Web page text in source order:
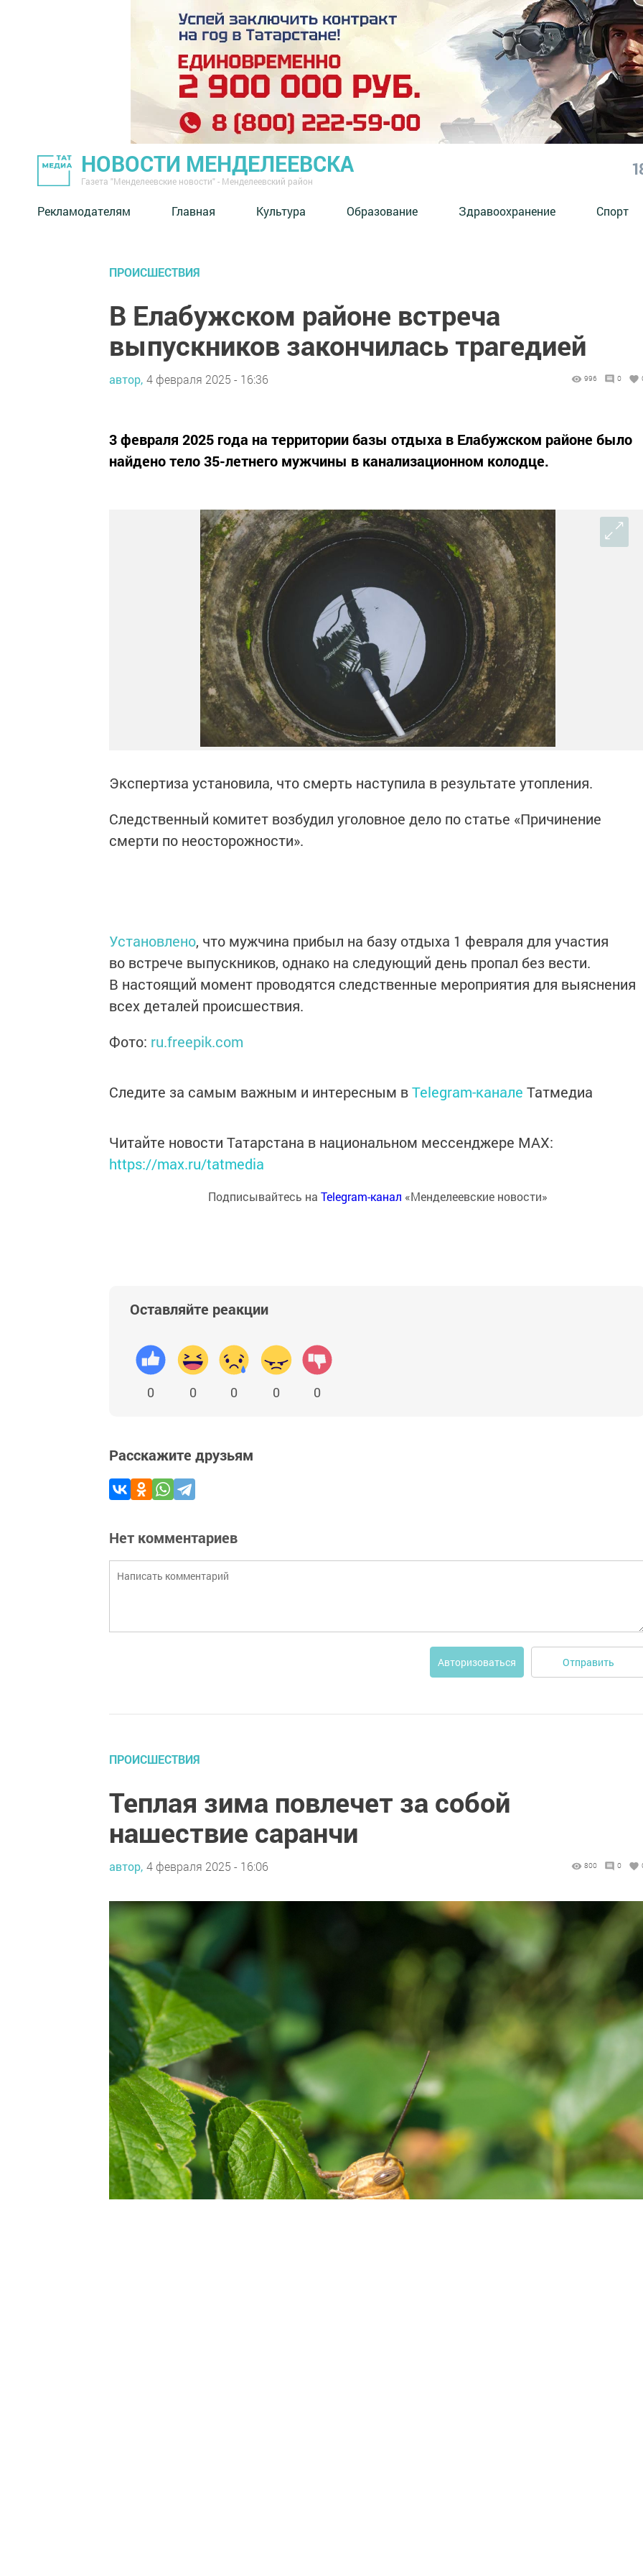
НОВОСТИ МЕНДЕЛЕЕВСКА
Газета "Менделеевские новости" - Менделеевский район
Рекламодателям Главная Культура Образование Здравоохранение Спорт
ПРОИСШЕСТВИЯ
В Елабужском районе встреча
выпускников закончилась трагедией
автор, 4 февраля 2025 - 16:36 996 0
3 февраля 2025 года на территории базы отдыха в Елабужском районе было
найдено тело 35-летнего мужчины в канализационном колодце.
Экспертиза установила, что смерть наступила в результате утопления.
Следственный комитет возбудил уголовное дело по статье «Причинение
смерти по неосторожности».
Установлено, что мужчина прибыл на базу отдыха 1 февраля для участия
во встрече выпускников, однако на следующий день пропал без вести.
В настоящий момент проводятся следственные мероприятия для выяснения
всех деталей происшествия.
Фото: ru.freepik.com
Следите за самым важным и интересным вTelegram-канале Татмедиа
Читайте новости Татарстана в национальном мессенджере MАХ:
https://max.ru/tatmedia
Подписывайтесь на Telegram-канал «Менделеевские новости»
Оставляйте реакции
0 0 0 0 0
Расскажите друзьям
Нет комментариев
Авторизоваться Отправить
ПРОИСШЕСТВИЯ
Теплая зима повлечет за собой
нашествие саранчи
автор, 4 февраля 2025 - 16:06 800 0